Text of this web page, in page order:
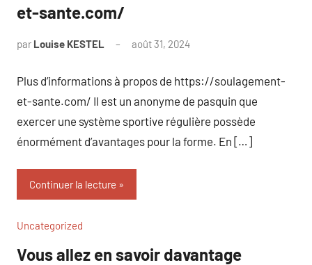
et-sante.com/
par Louise KESTEL août 31, 2024
Plus d’informations à propos de https://soulagement-
et-sante.com/ Il est un anonyme de pasquin que
exercer une système sportive régulière possède
énormément d’avantages pour la forme. En […]
Continuer la lecture
Uncategorized
Vous allez en savoir davantage